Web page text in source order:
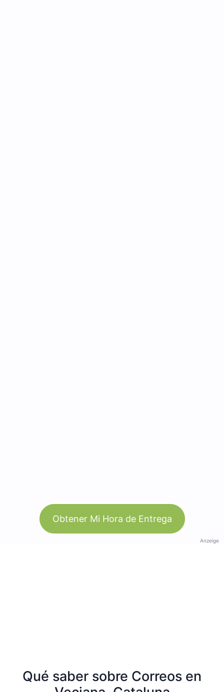
Obtener Mi Hora de Entrega
Anzeige
Qué saber sobre Correos en